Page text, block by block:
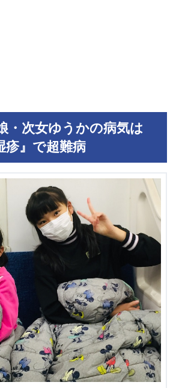
・次女ゆうかの病気は
疹』で超難病